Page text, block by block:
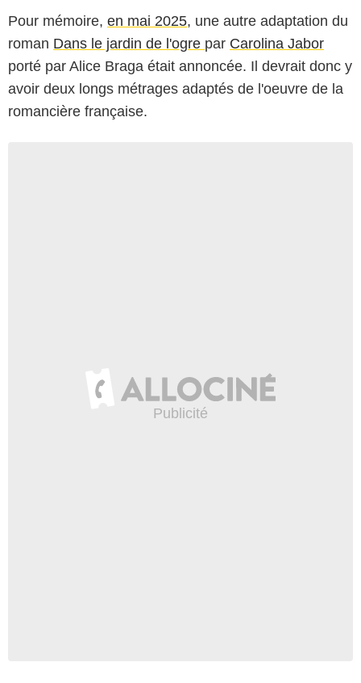
Pour mémoire, en mai 2025, une autre adaptation du
roman Dans le jardin de l'ogre par Carolina Jabor
porté par Alice Braga était annoncée. Il devrait donc y
avoir deux longs métrages adaptés de l'oeuvre de la
romancière française.